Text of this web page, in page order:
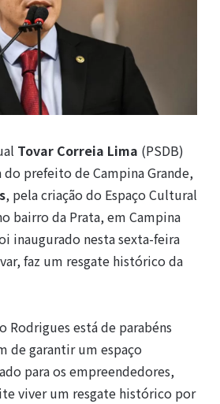
Tovar Correia Lima (PSDB)
prefeito de Campina Grande,
, pela criação do Espaço Cultural
bairro da Prata, em Campina
inaugurado nesta sexta-feira
faz um resgate histórico da
Rodrigues está de parabéns
de garantir um espaço
para os empreendedores,
viver um resgate histórico por